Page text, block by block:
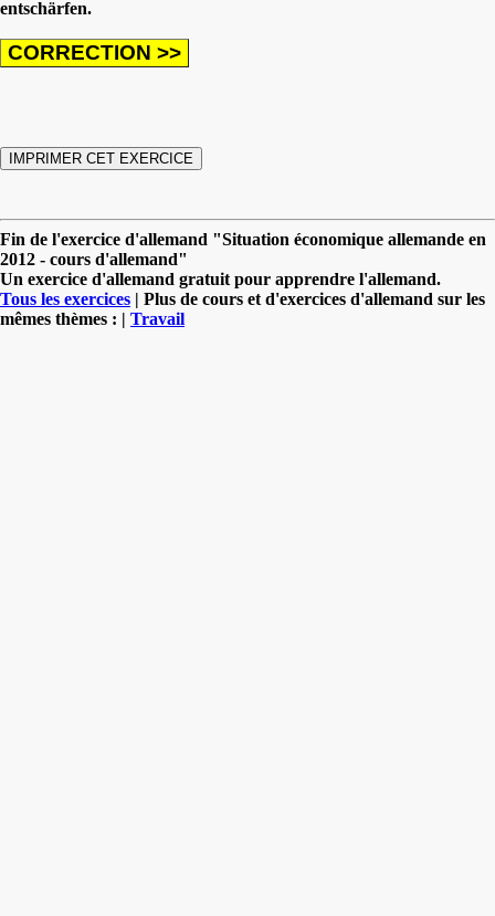
entschärfen.
Fin de l'exercice d'allemand "Situation économique allemande en
2012 - cours d'allemand"
Un exercice d'allemand gratuit pour apprendre l'allemand.
Tous les exercices | Plus de cours et d'exercices d'allemand sur les
mêmes thèmes : | Travail